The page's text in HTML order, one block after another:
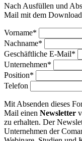
Nach Ausfüllen und
Mail mit dem
Vorname*
Nachname*
Geschäftliche E-Mail*
Unternehmen*
Position*
Telefon
Mit Absenden dieses
Mail einen Newsletter
zu erhalten. Der
Unternehmen der